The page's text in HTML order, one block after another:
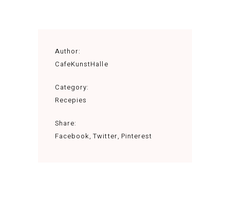
Author:
CafeKunstHalle
Category:
Recepies
Share:
Facebook Twitter Pinterest